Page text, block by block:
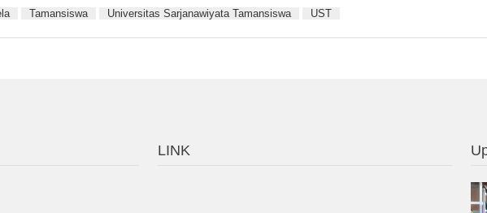
Tamansiswa Universitas Sarjanawiyata Tamansiswa UST
LINK